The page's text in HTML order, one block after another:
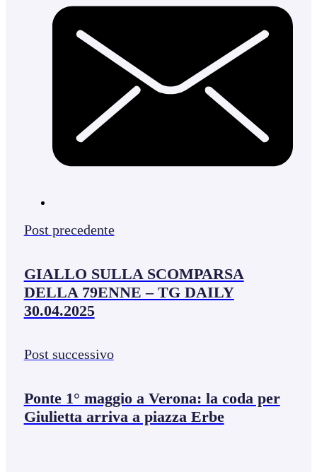
Post precedente
GIALLO SULLA SCOMPARSA
DELLA 79ENNE – TG DAILY
30.04.2025
Post successivo
Ponte 1° maggio a Verona: la coda per
Giulietta arriva a piazza Erbe